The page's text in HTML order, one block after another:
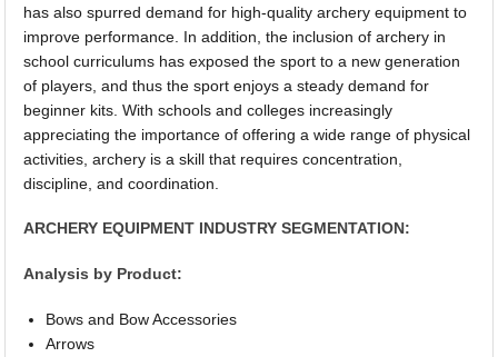
has also spurred demand for high-quality archery equipment to
improve performance. In addition, the inclusion of archery in
school curriculums has exposed the sport to a new generation
of players, and thus the sport enjoys a steady demand for
beginner kits. With schools and colleges increasingly
appreciating the importance of offering a wide range of physical
activities, archery is a skill that requires concentration,
discipline, and coordination.
ARCHERY EQUIPMENT INDUSTRY SEGMENTATION:
Analysis by Product:
Bows and Bow Accessories
Arrows